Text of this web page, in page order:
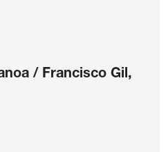
/ Francisco Gil,